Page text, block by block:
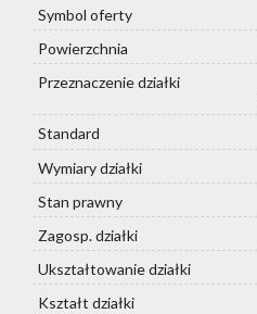
Symbol oferty
Powierzchnia
Przeznaczenie działki
Standard
Wymiary działki
Stan prawny
Zagosp. działki
Ukształtowanie działki
Kształt działki